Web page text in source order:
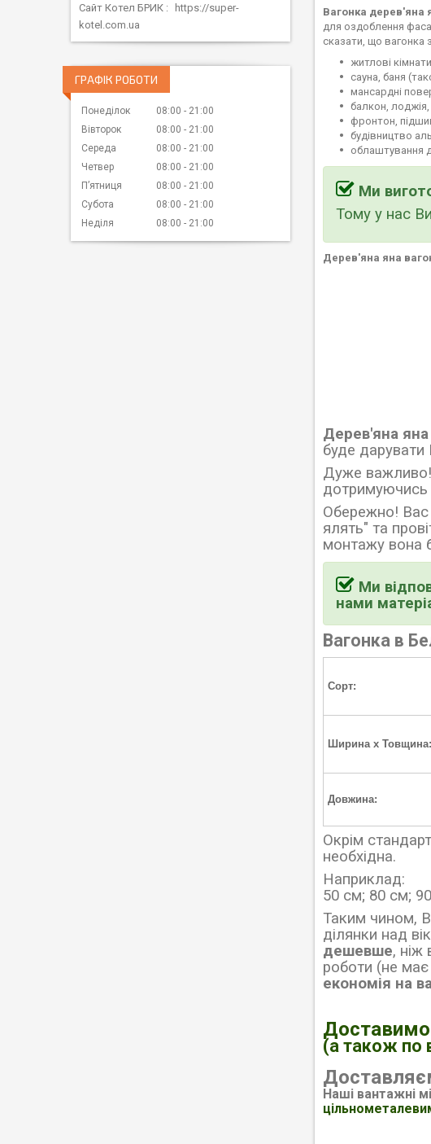
Вагонка дерев'яна
для оздоблення
сказати, що вагонка
житлові
сауна, баня
мансардні
балкон, лоджія,
фронтон,
будівництво
облаштування
Ми
Тому у нас
Дерев'яна яна
Дерев'яна яна
буде дарувати
Дуже
дотримуючись
Обережно! Вас
ялять" та
монтажу вона
Ми
нами
Вагонка в
Сорт:
Ширина х Товщина:
Довжина:
Окрім
необхідна.
Наприклад:
50 см; 80 см;
Таким чином,
ділянки над
дешевше, ніж
роботи (не має
економія на
(а також по
Наші вантажні
Сайт Котел БРИК
https://super-
kotel.com.ua
ГРАФІК РОБОТИ
Понеділок 08:00
21:00
Вівторок
08:00
21:00
Середа
08:00
21:00
Четвер
08:00
21:00
Пʼятниця
08:00
21:00
Субота
08:00
21:00
Неділя
08:00 21:00